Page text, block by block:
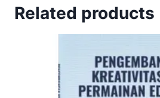
Related products